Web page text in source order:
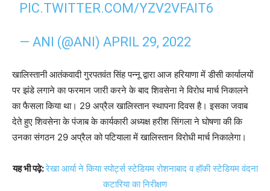
PIC.TWITTER.COM/YZV2VFAIT6
— ANI (@ANI)APRIL 29, 2022
खालिस्तानी आतंकवादी गुरपतवंत सिंह पन्नू द्वारा आज हरियाणा में डीसी कार्यालयों
पर झंडे लगाने का फरमान जारी करने के बाद शिवसेना ने विरोध मार्च निकालने
का फैसला किया था। 29 अप्रैल खालिस्तान स्थापना दिवस है। इसका जवाब
देते हुए शिवसेना के पंजाब के कार्यकारी अध्यक्ष हरीश सिंगला ने घोषणा की कि
उनका संगठन 29 अप्रैल को पटियाला में खालिस्तान विरोधी मार्च निकालेगा।
यह भी पढ़े:रेखा आर्या ने किया स्पोर्ट्स स्टेडियम रोशनाबाद व हॉकी स्टेडियम वंदना
कटारिया का निरीक्षण